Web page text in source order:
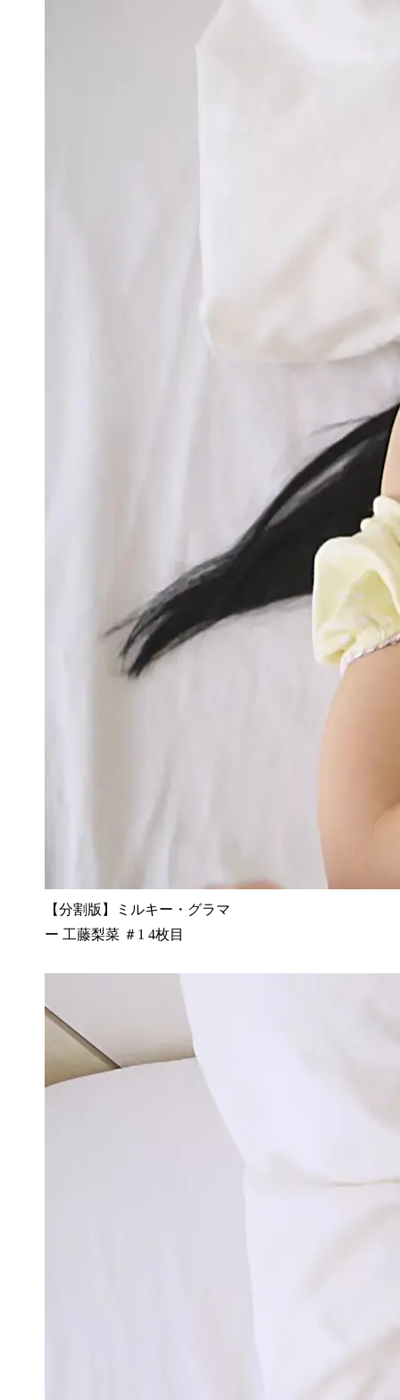
【分割版】ミルキー・グラマ
ー 工藤梨菜 ＃1 4枚目